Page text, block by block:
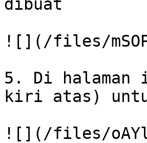
dibuat
![](/files/
5. Di
kiri atas)
![](/files/